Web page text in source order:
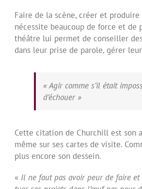
Faire de la scène, créer et
nécessite beaucoup de force et de
théâtre lui permet de conseiller
dans leur prise de parole, gérer
« Agir comme s’il était
d’échouer »
Cette citation de Churchill est son
même sur ses cartes de visite.
plus encore son dessein.
« Il ne faut pas avoir peur de faire